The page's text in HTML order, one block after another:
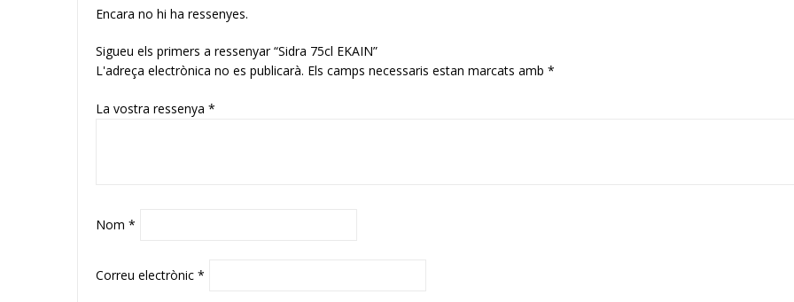
Encara no hi ha ressenyes.
Sigueu els primers a ressenyar “Sidra 75cl EKAIN”
L'adreça electrònica no es publicarà. Els camps necessaris estan marcats amb *
La vostra ressenya *
Nom *
Correu electrònic *